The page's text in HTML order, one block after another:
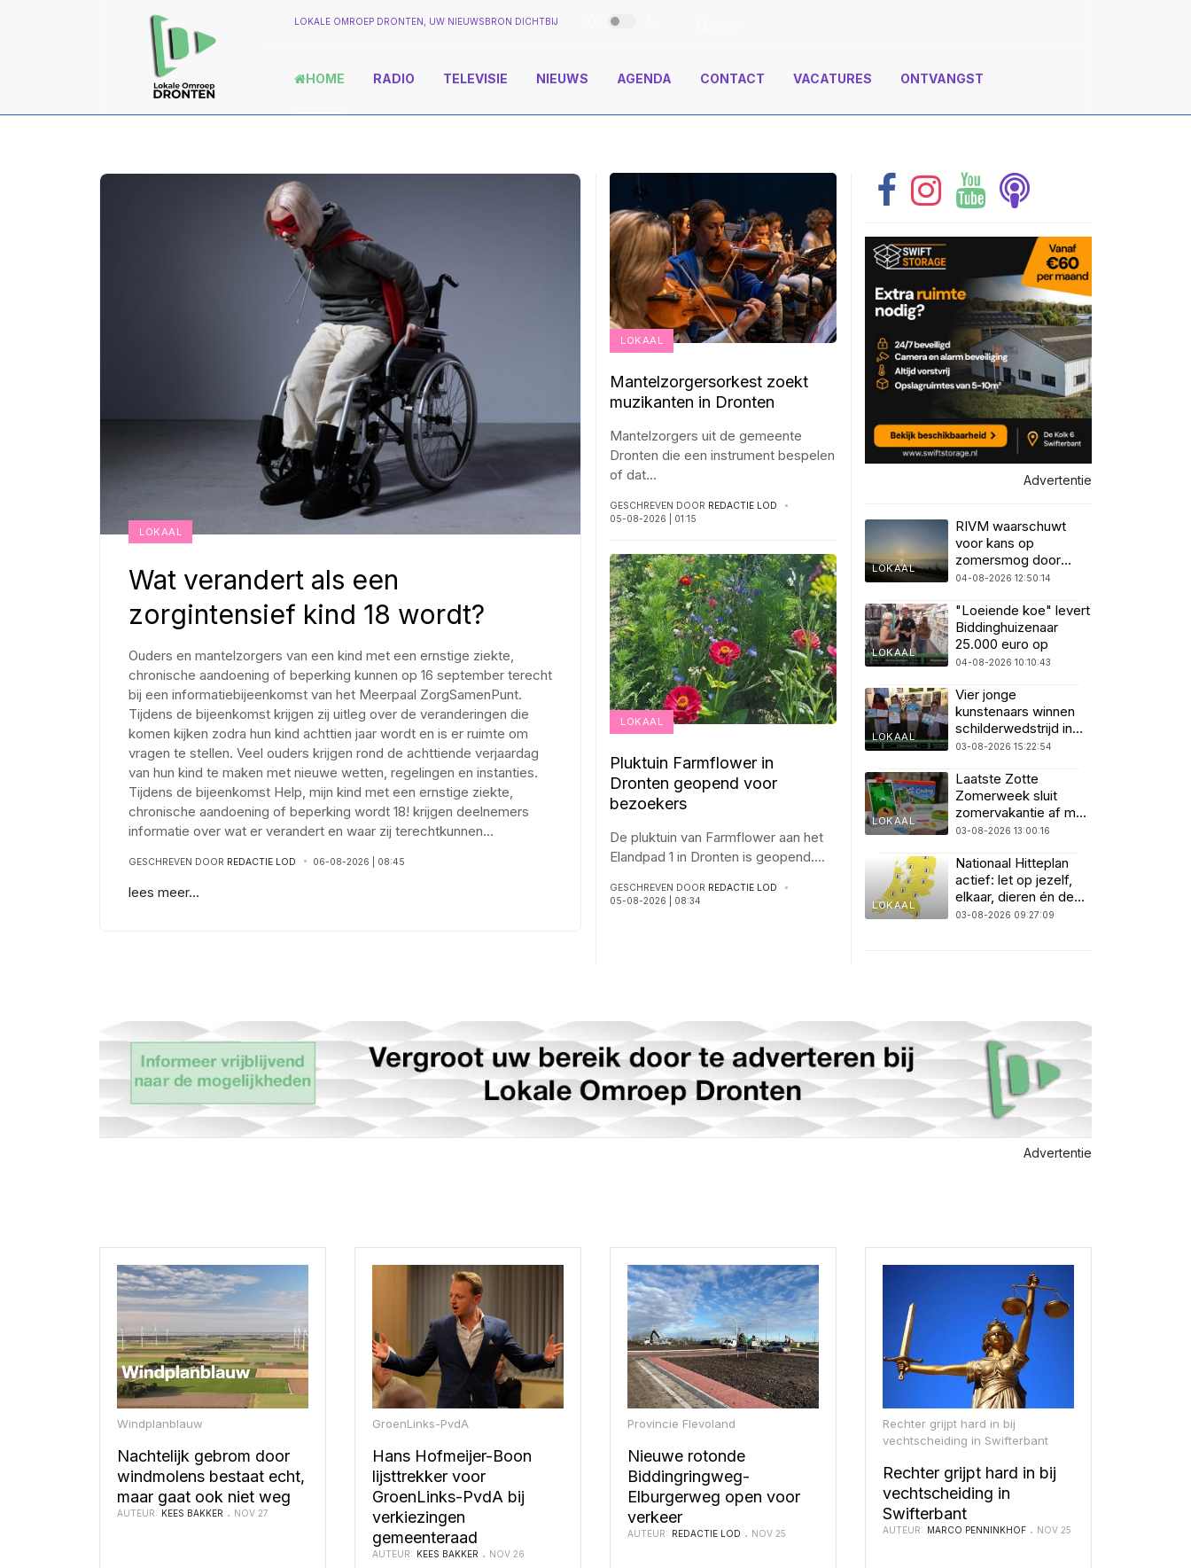
LOKALE OMROEP DRONTEN, UW NIEUWSBRON DICHTBIJ
HOME RADIO TELEVISIE NIEUWS AGENDA CONTACT VACATURES ONTVANGST
LOKAAL
Wat verandert als een
zorgintensief kind 18 wordt?
Ouders en mantelzorgers van een kind met een ernstige ziekte,
chronische aandoening of beperking kunnen op 16 september terecht
bij een informatiebijeenkomst van het Meerpaal ZorgSamenPunt.
Tijdens de bijeenkomst krijgen zij uitleg over de veranderingen die
komen kijken zodra hun kind achttien jaar wordt en is er ruimte om
vragen te stellen. Veel ouders krijgen rond de achttiende verjaardag
van hun kind te maken met nieuwe wetten, regelingen en instanties.
Tijdens de bijeenkomst Help, mijn kind met een ernstige ziekte,
chronische aandoening of beperking wordt 18! krijgen deelnemers
informatie over wat er verandert en waar zij terechtkunnen...
GESCHREVEN DOOR REDACTIE LOD 06-08-2026 | 08:45
lees meer...
LOKAAL
Mantelzorgersorkest zoekt
muzikanten in Dronten
Mantelzorgers uit de gemeente
Dronten die een instrument bespelen
of dat...
GESCHREVEN DOOR REDACTIE LOD
05-08-2026 | 01:15
LOKAAL
Pluktuin Farmflower in
Dronten geopend voor
bezoekers
De pluktuin van Farmflower aan het
Elandpad 1 in Dronten is geopend....
GESCHREVEN DOOR REDACTIE LOD
05-08-2026 | 08:34
Advertentie
LOKAAL
RIVM waarschuwt
voor kans op
zomersmog door
ozon
04-08-2026 12:50:14
LOKAAL
"Loeiende koe" levert
Biddinghuizenaar
25.000 euro op
04-08-2026 10:10:43
LOKAAL
Vier jonge
kunstenaars winnen
schilderwedstrijd in
SuyderSee
03-08-2026 15:22:54
LOKAAL
Laatste Zotte
Zomerweek sluit
zomervakantie af met
spel, techniek en
03-08-2026 13:00:16
LOKAAL
Nationaal Hitteplan
actief: let op jezelf,
elkaar, dieren én de
natuur
03-08-2026 09:27:09
Advertentie
Windplanblauw
Nachtelijk gebrom door
windmolens bestaat echt,
maar gaat ook niet weg
AUTEUR: KEES BAKKER NOV 27
GroenLinks-PvdA
Hans Hofmeijer-Boon
lijsttrekker voor
GroenLinks-PvdA bij
verkiezingen
gemeenteraad
AUTEUR: KEES BAKKER NOV 26
Provincie Flevoland
Nieuwe rotonde
Biddingringweg-
Elburgerweg open voor
verkeer
AUTEUR: REDACTIE LOD NOV 25
Rechter grijpt hard in bij
vechtscheiding in Swifterbant
Rechter grijpt hard in bij
vechtscheiding in
Swifterbant
AUTEUR: MARCO PENNINKHOF NOV 25